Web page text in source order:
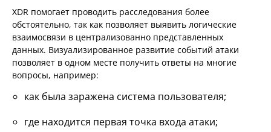
XDR помогает проводить расследования более
обстоятельно, так как позволяет выявить логические
взаимосвязи в централизованно представленных
данных. Визуализированное развитие событий атаки
позволяет в одном месте получить ответы на многие
вопросы, например:
как была заражена система пользователя;
где находится первая точка входа атаки;